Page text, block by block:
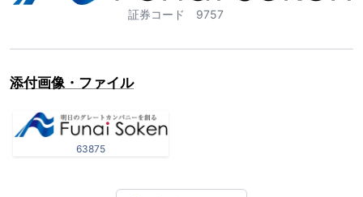
証券コード 9757
添付画像・ファイル
63875